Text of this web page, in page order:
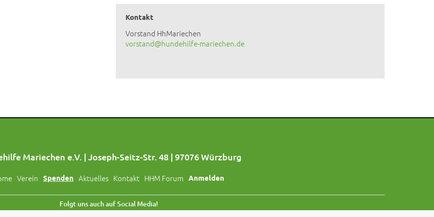
Kontakt
Vorstand HhMariechen
vorstand@hundehilfe-mariechen.de
Mariechen e.V. | Joseph-Seitz-Str. 48 | 97076 Würzburg
Verein Spenden Aktuelles Kontakt HHM Forum Anmelden
Folgt uns auch auf Social Media!